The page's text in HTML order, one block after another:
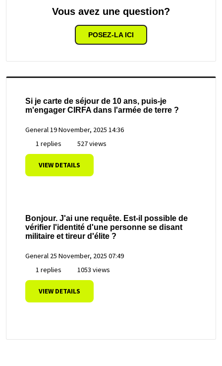
Vous avez une question?
POSEZ-LA ICI
Si je carte de séjour de 10 ans, puis-je
m'engager CIRFA dans l'armée de terre ?
General19 November, 2025 14:36
1 replies
527 views
VIEW DETAILS
Bonjour. J'ai une requête. Est-il possible de
vérifier l'identité d'une personne se disant
militaire et tireur d'élite ?
General 25 November, 2025 07:49
1 replies
1053 views
VIEW DETAILS